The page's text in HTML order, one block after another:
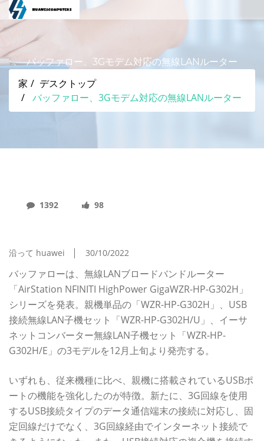
バッファロー、3Gモデム対応の無線LANルーター
家
デスクトップ
バッファロー、3Gモデム対応の無線LANルーター
1392 98
沿って huawei 30/10/2022
バッファローは、無線LANブロードバンドルーター
「AirStation NFINITI HighPower GigaWZR-HP-G302H」
シリーズを発表。親機単品の「WZR-HP-G302H」、USB
接続無線LAN子機セット「WZR-HP-G302H/U」、イーサ
ネットコンバーター無線LAN子機セット「WZR-HP-
G302H/E」の3モデルを12月上旬より発売する。
いずれも、従来機種に比べ、親機に搭載されているUSBポ
ートの機能を強化したのが特徴。新たに、3G回線を使用
するUSB接続タイプのデータ通信端末の接続に対応し、固
定回線だけでなく、3G回線経由でインターネット接続で